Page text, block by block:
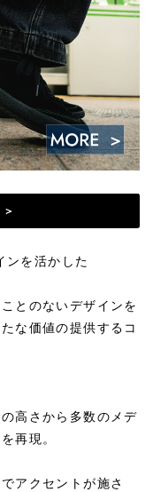
ンを活かした
とのないデザインを
な価値の提供するコ
高さから多数のメデ
再現。
アクセントが施さ